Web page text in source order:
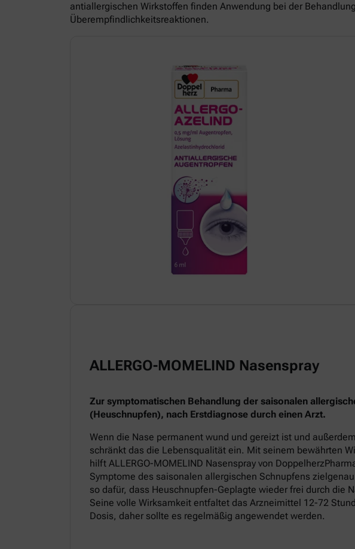
antiallergischen Wirkstoffen finden Anwendung bei der
Überempfindlichkeitsreaktionen.
ALLERGO-MOMELIND Nasenspray
Zur symptomatischen Behandlung der saisonalen
(Heuschnupfen), nach Erstdiagnose durch einen Arzt.
Wenn die Nase permanent wund und gereizt ist und
schränkt das die Lebensqualität ein. Mit seinem bewährten
hilft ALLERGO-MOMELIND Nasenspray von
Symptome des saisonalen allergischen Schnupfens
so dafür, dass Heuschnupfen-Geplagte wieder frei durch die
Seine volle Wirksamkeit entfaltet das Arzneimittel 12-72
Dosis, daher sollte es regelmäßig angewendet werden.